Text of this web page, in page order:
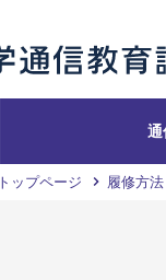
通
トップページ 履修方法